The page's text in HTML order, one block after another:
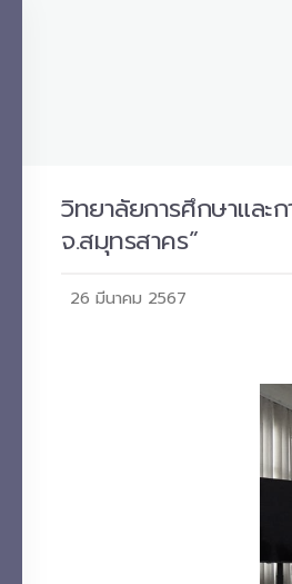
วิทยาลัยการศึกษาและ
จ.สมุทรสาคร”
26 มีนาคม 2567